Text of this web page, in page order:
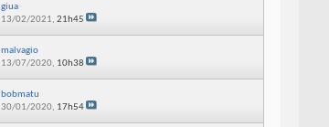
giua
13/02/2021, 21h45
malvagio
13/07/2020, 10h38
bobmatu
30/01/2020, 17h54